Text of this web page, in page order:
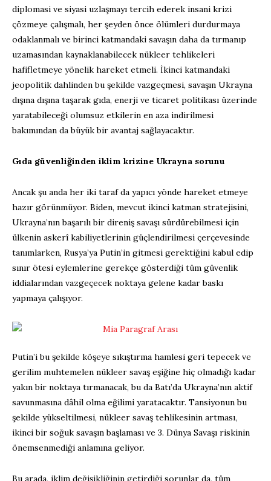
diplomasi ve siyasi uzlaşmayı tercih ederek insani krizi
çözmeye çalışmalı, her şeyden önce ölümleri durdurmaya
odaklanmalı ve birinci katmandaki savaşın daha da tırmanıp
uzamasından kaynaklanabilecek nükleer tehlikeleri
hafifletmeye yönelik hareket etmeli. İkinci katmandaki
jeopolitik dahlinden bu şekilde vazgeçmesi, savaşın Ukrayna
dışına dışına taşarak gıda, enerji ve ticaret politikası üzerinde
yaratabileceği olumsuz etkilerin en aza indirilmesi
bakımından da büyük bir avantaj sağlayacaktır.
Gıda güvenliğinden iklim krizine Ukrayna sorunu
Ancak şu anda her iki taraf da yapıcı yönde hareket etmeye
hazır görünmüyor. Biden, mevcut ikinci katman stratejisini,
Ukrayna’nın başarılı bir direniş savaşı sürdürebilmesi için
ülkenin askerî kabiliyetlerinin güçlendirilmesi çerçevesinde
tanımlarken, Rusya’ya Putin’in gitmesi gerektiğini kabul edip
sınır ötesi eylemlerine gerekçe gösterdiği tüm güvenlik
iddialarından vazgeçecek noktaya gelene kadar baskı
yapmaya çalışıyor.
Putin’i bu şekilde köşeye sıkıştırma hamlesi geri tepecek ve
gerilim muhtemelen nükleer savaş eşiğine hiç olmadığı kadar
yakın bir noktaya tırmanacak, bu da Batı’da Ukrayna’nın aktif
savunmasına dâhil olma eğilimi yaratacaktır. Tansiyonun bu
şekilde yükseltilmesi, nükleer savaş tehlikesinin artması,
ikinci bir soğuk savaşın başlaması ve 3. Dünya Savaşı riskinin
önemsenmediği anlamına geliyor.
Bu arada, iklim değişikliğinin getirdiği sorunlar da, tüm